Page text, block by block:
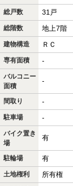
総戸数 31戸
総階数 地上7階
建物構造 ＲＣ
専有面積 -
バルコニー
面積
-
間取り -
駐車場 -
バイク置き
場
有
駐輪場 有
土地権利 所有権